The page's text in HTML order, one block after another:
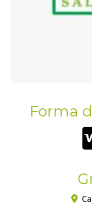
Forma